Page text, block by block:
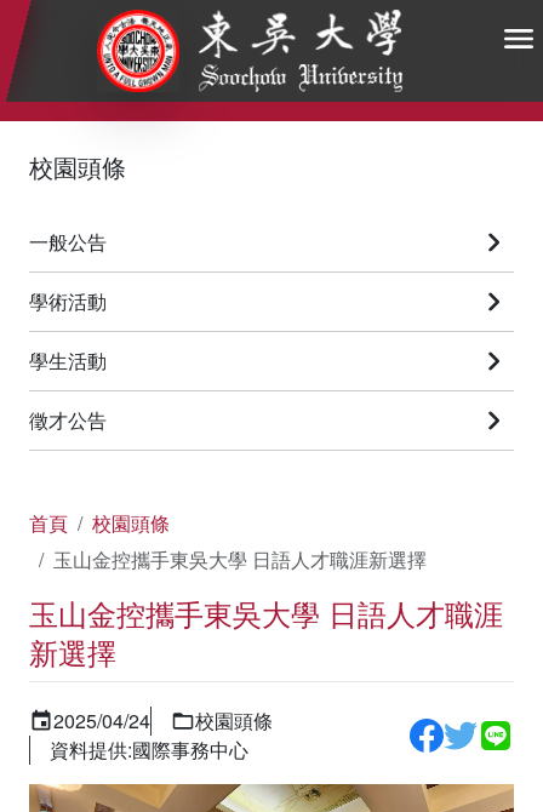
:::
校園頭條
一般公告
學術活動
學生活動
徵才公告
首頁
校園頭條
玉山金控攜手東吳大學 日語人才職涯新選擇
玉山金控攜手東吳大學 日語人才職涯
新選擇
2025/04/24
校園頭條
資料提供:國際事務中心